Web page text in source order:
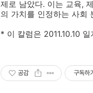
제로 남았다. 이는 교육,
의 가치를 인정하는 사회
* 이 칼럼은 2011.10.10 일
공감 구독하기